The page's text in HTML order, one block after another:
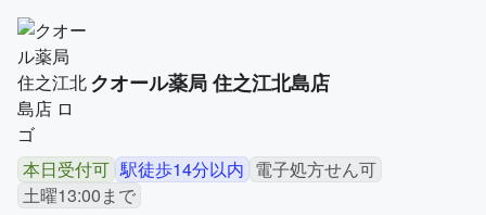
クオール薬局 住之江北島店
本日受付可 駅徒歩14分以内 電子処方せん可
土曜13:00まで